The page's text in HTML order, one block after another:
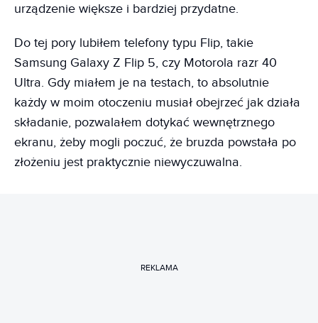
urządzenie większe i bardziej przydatne.
Do tej pory lubiłem telefony typu Flip, takie
Samsung Galaxy Z Flip 5, czy Motorola razr 40
Ultra. Gdy miałem je na testach, to absolutnie
każdy w moim otoczeniu musiał obejrzeć jak działa
składanie, pozwalałem dotykać wewnętrznego
ekranu, żeby mogli poczuć, że bruzda powstała po
złożeniu jest praktycznie niewyczuwalna.
REKLAMA